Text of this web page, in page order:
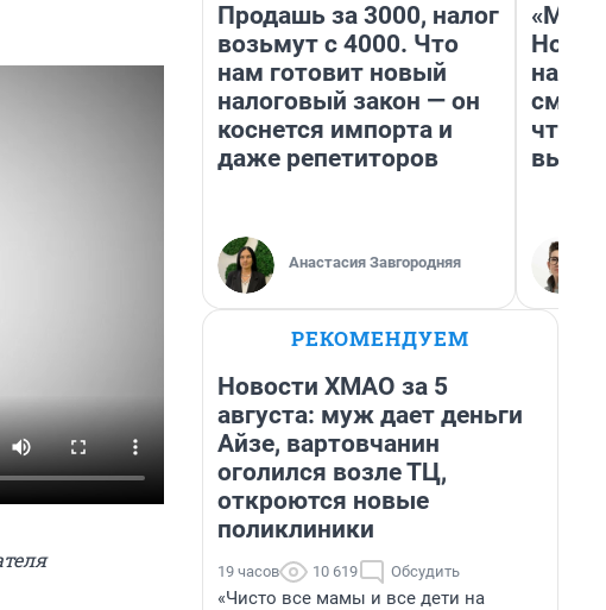
Продашь за 3000, налог
возьмут с 4000. Что
нам готовит новый
налоговый закон — он
коснется импорта и
даже репетиторов
Анастасия Завгородняя
«Мы
РЕКОМЕНДУЕМ
Новости ХМАО за 5
августа: муж дает деньги
Айзе, вартовчанин
оголился возле ТЦ,
откроются новые
поликлиники
19 часов 10 619 Обсудить
«Чисто все мамы и все дети на